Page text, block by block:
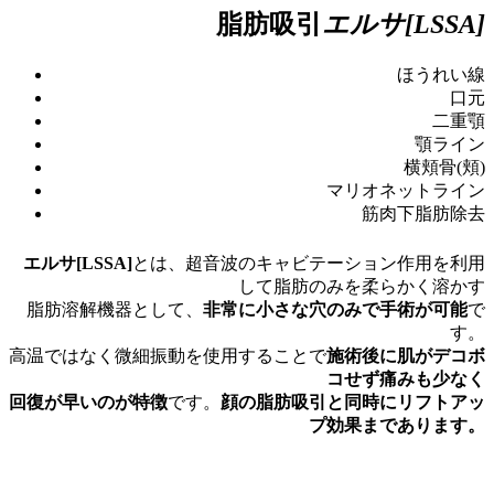
脂肪吸引 エルサ[LSSA]
ほうれい線
口元
二重顎
顎ライン
横頬骨(頬)
マリオネットライン
筋肉下脂肪除去
エルサ[LSSA]とは、超音波のキャビテーション作用を利用
して脂肪のみを柔らかく溶かす
脂肪溶解機器として、 非常に小さな穴のみで手術が可能で
す。
高温ではなく微細振動を使用することで施術後に肌がデコボ
コせず痛みも少なく
回復が早いのが特徴です。 顔の脂肪吸引と同時にリフトアッ
プ効果まであります。